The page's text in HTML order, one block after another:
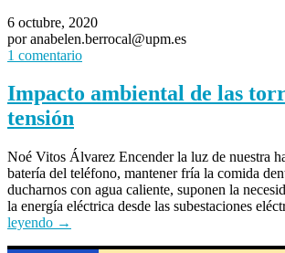
6 octubre, 2020
por anabelen.berrocal@upm.es
1 comentario
Impacto ambiental de las
tensión
Noé Vitos Álvarez Encender la luz de nuestra
batería del teléfono, mantener fría la comida
ducharnos con agua caliente, suponen la
la energía eléctrica desde las subestaciones
leyendo →